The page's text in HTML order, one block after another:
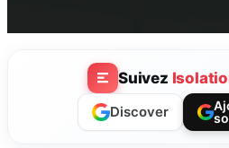
Suivez
Discover